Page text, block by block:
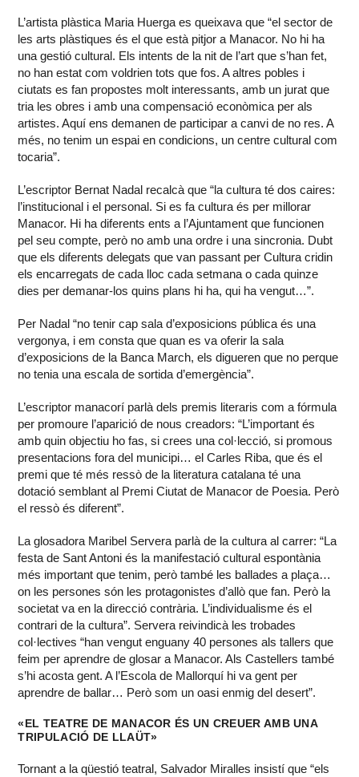
L’artista plàstica Maria Huerga es queixava que “el sector de
les arts plàstiques és el que està pitjor a Manacor. No hi ha
una gestió cultural. Els intents de la nit de l’art que s’han fet,
no han estat com voldrien tots que fos. A altres pobles i
ciutats es fan propostes molt interessants, amb un jurat que
tria les obres i amb una compensació econòmica per als
artistes. Aquí ens demanen de participar a canvi de no res. A
més, no tenim un espai en condicions, un centre cultural com
tocaria”.
L’escriptor Bernat Nadal recalcà que “la cultura té dos caires:
l’institucional i el personal. Si es fa cultura és per millorar
Manacor. Hi ha diferents ents a l’Ajuntament que funcionen
pel seu compte, però no amb una ordre i una sincronia. Dubt
que els diferents delegats que van passant per Cultura cridin
els encarregats de cada lloc cada setmana o cada quinze
dies per demanar-los quins plans hi ha, qui ha vengut…”.
Per Nadal “no tenir cap sala d’exposicions pública és una
vergonya, i em consta que quan es va oferir la sala
d’exposicions de la Banca March, els digueren que no perque
no tenia una escala de sortida d’emergència”.
L’escriptor manacorí parlà dels premis literaris com a fórmula
per promoure l’aparició de nous creadors: “L’important és
amb quin objectiu ho fas, si crees una col·lecció, si promous
presentacions fora del municipi… el Carles Riba, que és el
premi que té més ressò de la literatura catalana té una
dotació semblant al Premi Ciutat de Manacor de Poesia. Però
el ressò és diferent”.
La glosadora Maribel Servera parlà de la cultura al carrer: “La
festa de Sant Antoni és la manifestació cultural espontània
més important que tenim, però també les ballades a plaça…
on les persones són les protagonistes d’allò que fan. Però la
societat va en la direcció contrària. L’individualisme és el
contrari de la cultura”. Servera reivindicà les trobades
col·lectives “han vengut enguany 40 persones als tallers que
feim per aprendre de glosar a Manacor. Als Castellers també
s’hi acosta gent. A l’Escola de Mallorquí hi va gent per
aprendre de ballar… Però som un oasi enmig del desert”.
«EL TEATRE DE MANACOR ÉS UN CREUER AMB UNA
TRIPULACIÓ DE LLAÜT»
Tornant a la qüestió teatral, Salvador Miralles insistí que “els